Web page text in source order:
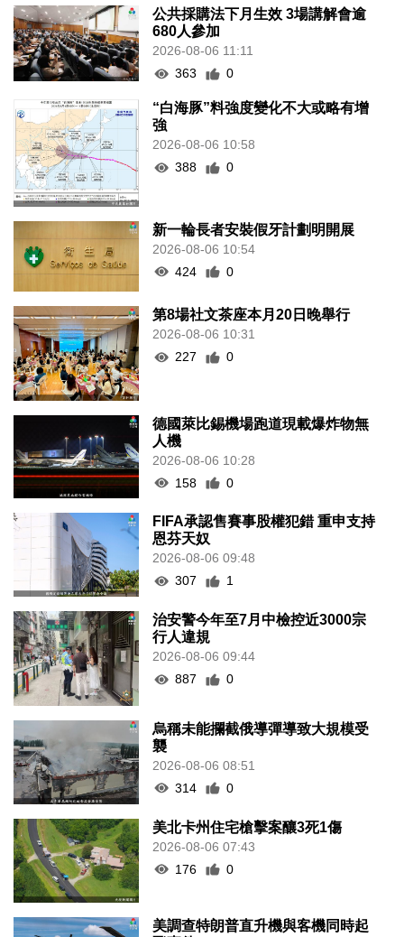
公共採購法下月生效 3場講解會逾
680人參加
2026-08-06 11:11
363
0
“白海豚”料強度變化不大或略有增
強
2026-08-06 10:58
388
0
新一輪長者安裝假牙計劃明開展
2026-08-06 10:54
424
0
第8場社文茶座本月20日晚舉行
2026-08-06 10:31
227
0
德國萊比錫機場跑道現載爆炸物無
人機
2026-08-06 10:28
158
0
FIFA承認售賽事股權犯錯 重申支持
恩芬天奴
2026-08-06 09:48
307
1
治安警今年至7月中檢控近3000宗
行人違規
2026-08-06 09:44
887
0
烏稱未能攔截俄導彈導致大規模受
襲
2026-08-06 08:51
314
0
美北卡州住宅槍擊案釀3死1傷
2026-08-06 07:43
176
0
美調查特朗普直升機與客機同時起